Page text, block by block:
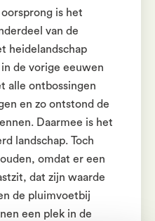
is het
van de
heidelandschap
de vorige eeuwen
alle ontbossingen
en zo ontstond de
Daarmee is het
landschap. Toch
omdat er een
dat zijn waarde
de pluimvoetbij
een plek in de